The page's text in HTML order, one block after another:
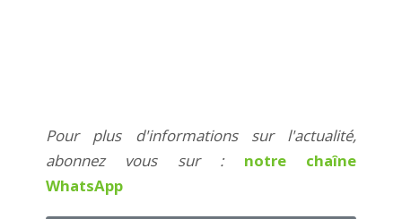
Pour plus d'informations sur l'actualité,
abonnez vous sur : notre chaîne
WhatsApp